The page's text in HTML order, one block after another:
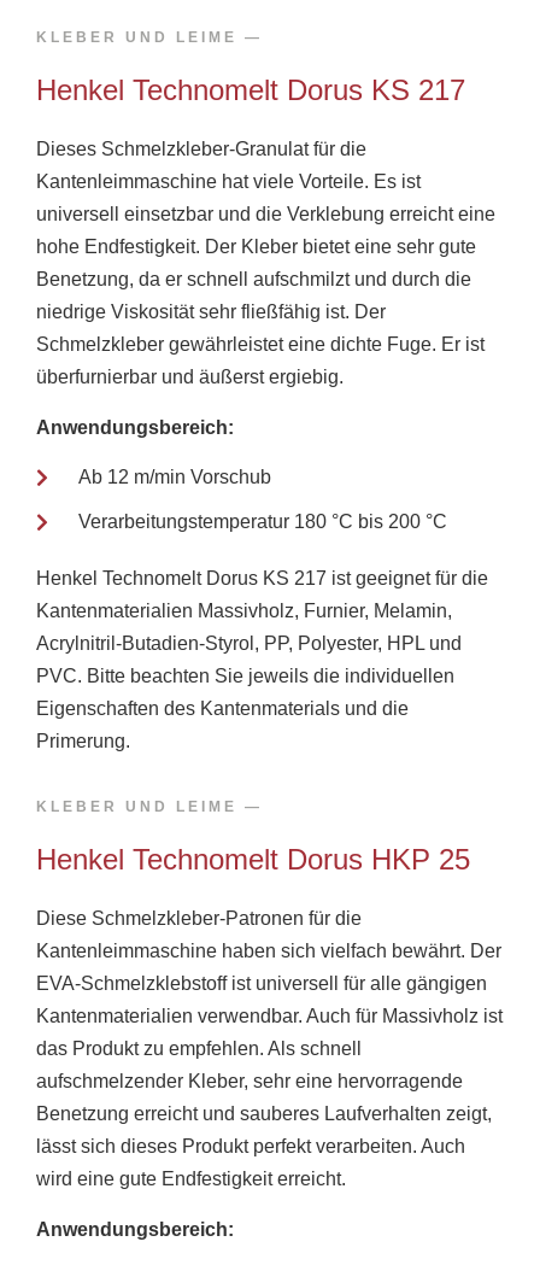
KLEBER UND LEIME​ —
Henkel Technomelt Dorus KS 217
Dieses Schmelzkleber-Granulat für die
Kantenleimmaschine hat viele Vorteile. Es ist
universell einsetzbar und die Verklebung erreicht eine
hohe Endfestigkeit. Der Kleber bietet eine sehr gute
Benetzung, da er schnell aufschmilzt und durch die
niedrige Viskosität sehr fließfähig ist. Der
Schmelzkleber gewährleistet eine dichte Fuge. Er ist
überfurnierbar und äußerst ergiebig.
Anwendungsbereich:
Ab 12 m/min Vorschub
Verarbeitungstemperatur 180 °C bis 200 °C
Henkel Technomelt Dorus KS 217 ist geeignet für die
Kantenmaterialien Massivholz, Furnier, Melamin,
Acrylnitril-Butadien-Styrol, PP, Polyester, HPL und
PVC. Bitte beachten Sie jeweils die individuellen
Eigenschaften des Kantenmaterials und die
Primerung.
KLEBER UND LEIME​​ —
Henkel Technomelt Dorus HKP 25
Diese Schmelzkleber-Patronen für die
Kantenleimmaschine haben sich vielfach bewährt. Der
EVA-Schmelzklebstoff ist universell für alle gängigen
Kantenmaterialien verwendbar. Auch für Massivholz ist
das Produkt zu empfehlen. Als schnell
aufschmelzender Kleber, sehr eine hervorragende
Benetzung erreicht und sauberes Laufverhalten zeigt,
lässt sich dieses Produkt perfekt verarbeiten. Auch
wird eine gute Endfestigkeit erreicht.
Anwendungsbereich: